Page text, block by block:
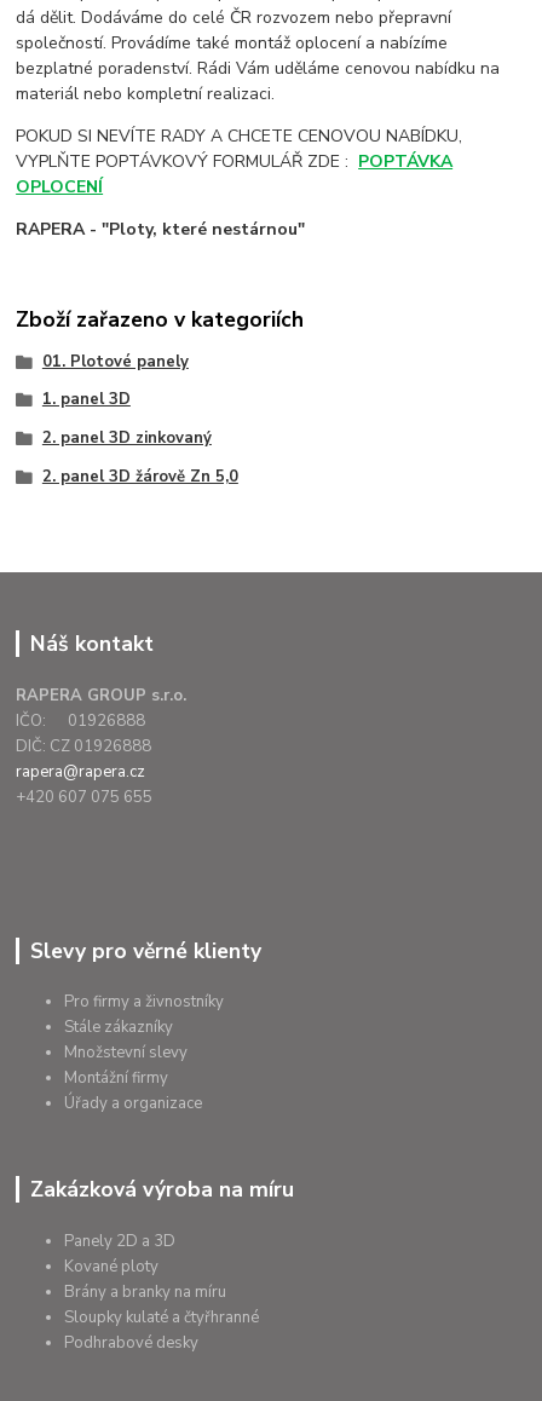
dá dělit. Dodáváme do celé ČR rozvozem nebo přepravní
společností. Provádíme také montáž oplocení a nabízíme
bezplatné poradenství. Rádi Vám uděláme cenovou nabídku na
materiál nebo kompletní realizaci.
POKUD SI NEVÍTE RADY A CHCETE CENOVOU NABÍDKU,
VYPLŇTE POPTÁVKOVÝ FORMULÁŘ ZDE : POPTÁVKA
OPLOCENÍ
RAPERA - "Ploty, které nestárnou"
Zboží zařazeno v kategoriích
01. Plotové panely
1. panel 3D
2. panel 3D zinkovaný
2. panel 3D žárově Zn 5,0
Náš kontakt
RAPERA GROUP s.r.o.
IČO: 01926888
DIČ: CZ 01926888
rapera@rapera.cz
+420 607 075 655
Slevy pro věrné klienty
Pro firmy a živnostníky
Stále zákazníky
Množstevní slevy
Montážní firmy
Úřady a organizace
Zakázková výroba na míru
Panely 2D a 3D
Kované ploty
Brány a branky na míru
Sloupky kulaté a čtyřhranné
Podhrabové desky